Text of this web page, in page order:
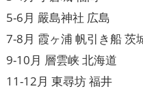
5-6月 嚴島神社 広島
7-8月 霞ヶ浦 帆引き船 茨
9-10月 層雲峡 北海道
11-12月 東尋坊 福井